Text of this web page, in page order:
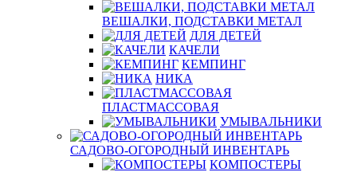
ВЕШАЛКИ, ПОДСТАВКИ МЕТАЛ
ДЛЯ ДЕТЕЙ
КАЧЕЛИ
КЕМПИНГ
НИКА
ПЛАСТМАССОВАЯ
УМЫВАЛЬНИКИ
САДОВО-ОГОРОДНЫЙ ИНВЕНТАРЬ
КОМПОСТЕРЫ